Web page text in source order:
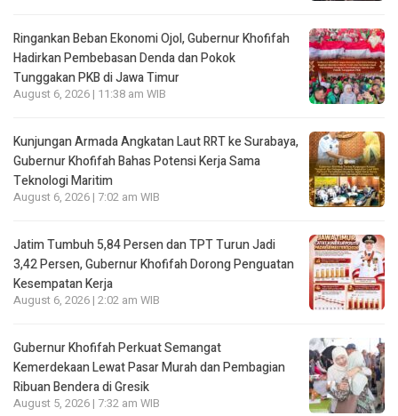
Ringankan Beban Ekonomi Ojol, Gubernur Khofifah
Hadirkan Pembebasan Denda dan Pokok
Tunggakan PKB di Jawa Timur
August 6, 2026 | 11:38 am WIB
Kunjungan Armada Angkatan Laut RRT ke Surabaya,
Gubernur Khofifah Bahas Potensi Kerja Sama
Teknologi Maritim
August 6, 2026 | 7:02 am WIB
Jatim Tumbuh 5,84 Persen dan TPT Turun Jadi
3,42 Persen, Gubernur Khofifah Dorong Penguatan
Kesempatan Kerja
August 6, 2026 | 2:02 am WIB
Gubernur Khofifah Perkuat Semangat
Kemerdekaan Lewat Pasar Murah dan Pembagian
Ribuan Bendera di Gresik
August 5, 2026 | 7:32 am WIB